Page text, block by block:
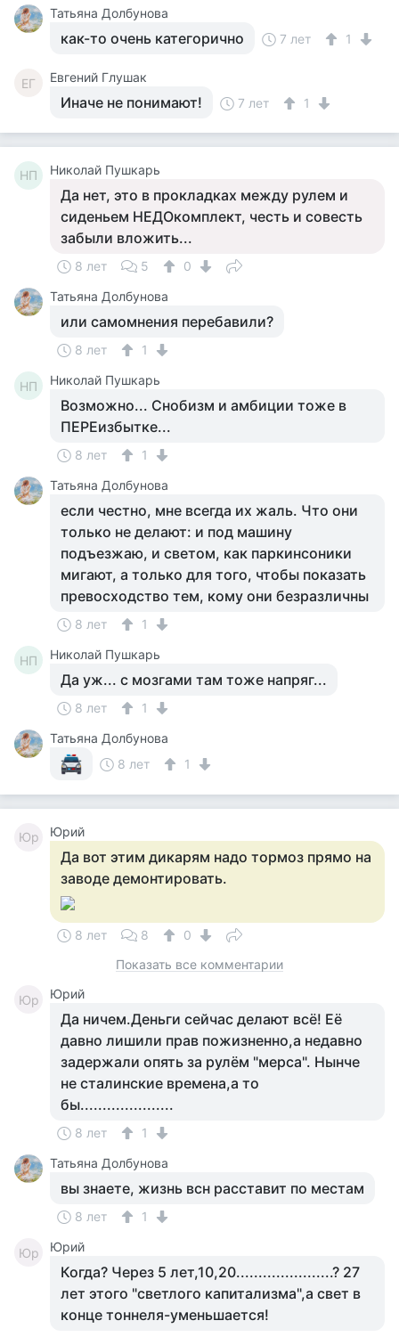
Татьяна Долбунова
как-то очень категорично 7 лет 1
ЕГ Евгений Глушак
Иначе не понимают! 7 лет 1
НП Николай Пушкарь
Да нет, это в прокладках между рулем и
сиденьем НЕДОкомплект, честь и совесть
забыли вложить...
8 лет 5
0
Татьяна Долбунова
или самомнения перебавили?
8 лет 1
НП Николай Пушкарь
Возможно... Снобизм и амбиции тоже в
ПЕРЕизбытке...
8 лет
1
Татьяна Долбунова
если честно, мне всегда их жаль. Что они
только не делают: и под машину
подъезжаю, и светом, как паркинсоники
мигают, а только для того, чтобы показать
превосходство тем, кому они безразличны
8 лет 1
НП Николай Пушкарь
Да уж... с мозгами там тоже напряг...
8 лет
1
Татьяна Долбунова
8 лет
1
Юр Юрий
Да вот этим дикарям надо тормоз прямо на
заводе демонтировать.
8 лет 8
0
Показать все комментарии
Юр Юрий
Да ничем.Деньги сейчас делают всё! Её
давно лишили прав пожизненно,а недавно
задержали опять за рулём "мерса". Нынче
не сталинские времена,а то
бы.....................
8 лет
1
Татьяна Долбунова
вы знаете, жизнь всн расставит по местам
8 лет 1
Юр Юрий
Когда? Через 5 лет,10,20......................? 27
лет этого "светлого капитализма",а свет в
конце тоннеля-уменьшается!